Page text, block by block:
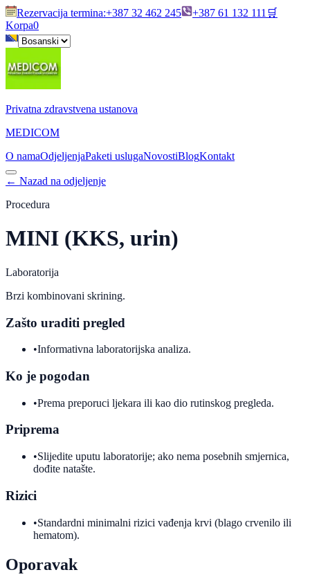
Rezervacija termina:+387 32 462 245 +387 61 132 111 🛒
Korpa0
Privatna zdravstvena ustanova
MEDICOM
O namaOdjeljenjaPaketi uslugaNovostiBlogKontakt
← Nazad na odjeljenje
Procedura
MINI (KKS, urin)
Laboratorija
Brzi kombinovani skrining.
Zašto uraditi pregled
•Informativna laboratorijska analiza.
Ko je pogodan
•Prema preporuci ljekara ili kao dio rutinskog pregleda.
Priprema
•Slijedite uputu laboratorije; ako nema posebnih smjernica,
dođite natašte.
Rizici
•Standardni minimalni rizici vađenja krvi (blago crvenilo ili
hematom).
Oporavak